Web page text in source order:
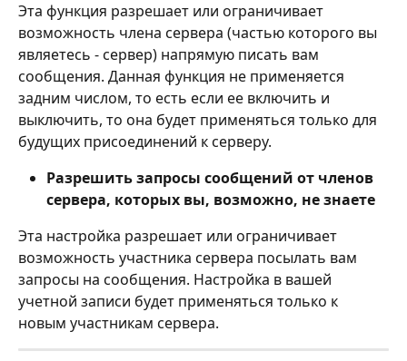
Эта функция разрешает или ограничивает
возможность члена сервера (частью которого вы
являетесь - сервер) напрямую писать вам
сообщения. Данная функция не применяется
задним числом, то есть если ее включить и
выключить, то она будет применяться только для
будущих присоединений к серверу.
Разрешить запросы сообщений от членов
сервера, которых вы, возможно, не знаете
Эта настройка разрешает или ограничивает
возможность участника сервера посылать вам
запросы на сообщения. Настройка в вашей
учетной записи будет применяться только к
новым участникам сервера.